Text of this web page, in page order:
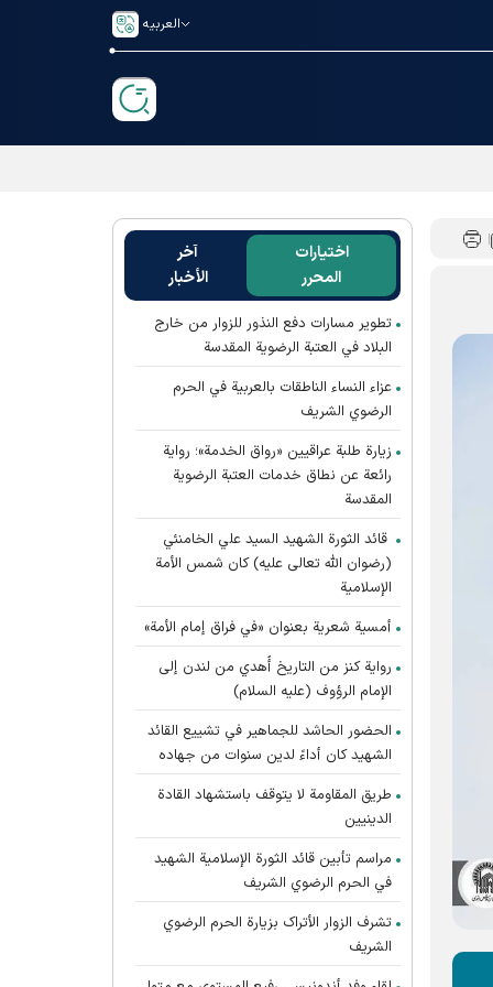
العربیه
اختيارات
المحرر
آخر
الأخبار
تطوير مسارات دفع النذور للزوار من خارج
البلاد في العتبة الرضوية المقدسة
عزاء النساء الناطقات بالعربية في الحرم
الرضوي الشريف
زيارة طلبة عراقيين «رواق الخدمة»؛ رواية
رائعة عن نطاق خدمات العتبة الرضوية
المقدسة
قائد الثورة الشهيد السيد علي الخامنئي
(رضوان الله تعالى عليه) كان شمس الأمة
الإسلامية
أمسية شعرية بعنوان «في فراق إمام الأمة»
رواية كنز من التاريخ أُهدي من لندن إلى
الإمام الرؤوف (عليه السلام)
الحضور الحاشد للجماهير في تشييع القائد
الشهيد كان أداءً لدين سنوات من جهاده
طريق المقاومة لا يتوقف باستشهاد القادة
الدينيين
مراسم تأبين قائد الثورة الإسلامية الشهید
في الحرم الرضوي الشریف
تشرف الزوار الأتراک بزیارة الحرم الرضوي
الشریف